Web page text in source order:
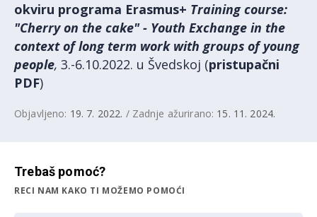
okviru programa Erasmus+ Training course:
"Cherry on the cake" - Youth Exchange in the
context of long term work with groups of young
people, 3.-6.10.2022. u Švedskoj (pristupačni
PDF)
Objavljeno: 19. 7. 2022. / Zadnje ažurirano: 15. 11. 2024.
Trebaš pomoć?
RECI NAM KAKO TI MOŽEMO POMOĆI